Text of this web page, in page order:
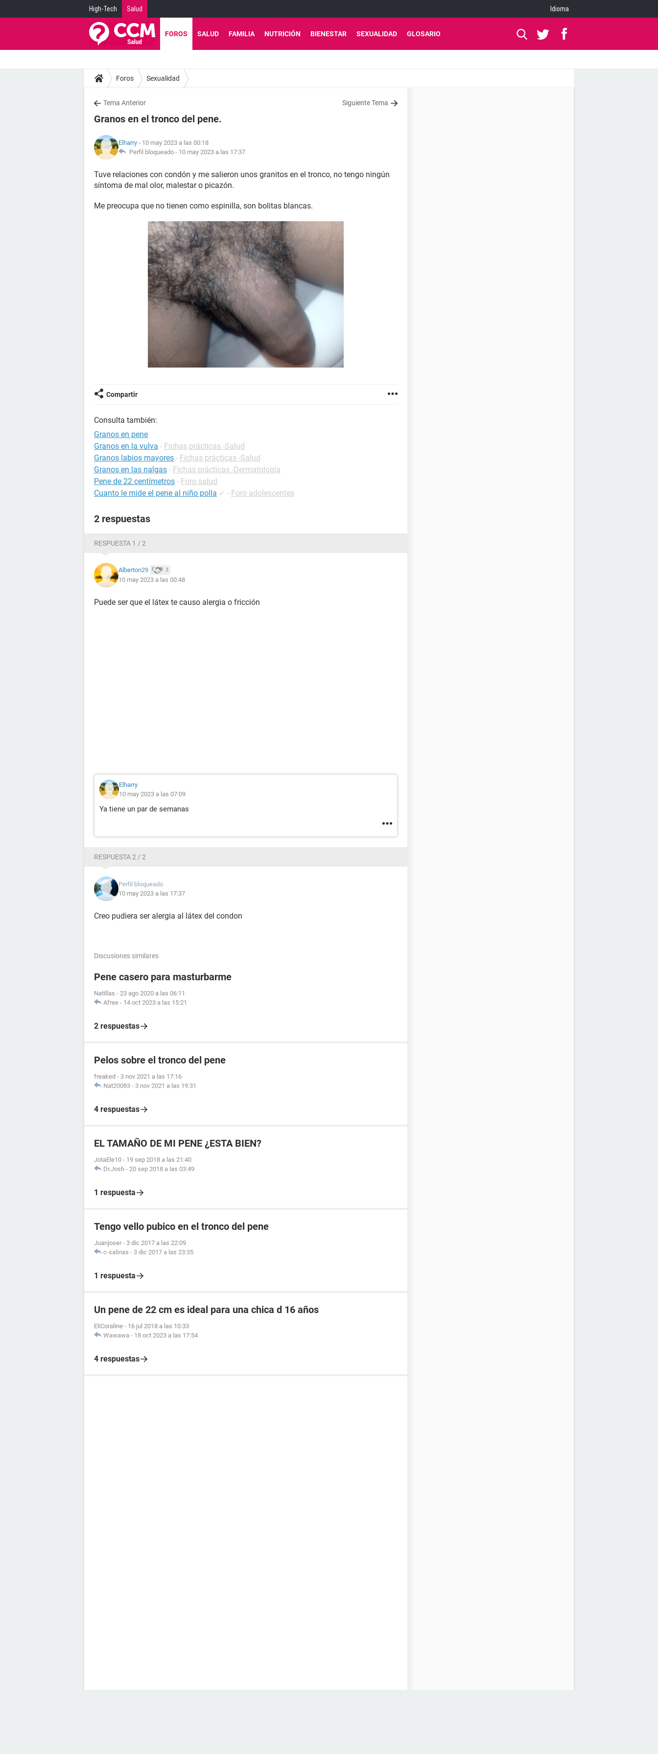
High-Tech Salud Idioma
FOROS SALUD FAMILIA NUTRICIÓN BIENESTAR SEXUALIDAD GLOSARIO
Foros Sexualidad
Tema Anterior Siguiente Tema
Granos en el tronco del pene.
Elharry - 10 may 2023 a las 00:18
Perfil bloqueado - 10 may 2023 a las 17:37
Tuve relaciones con condón y me salieron unos granitos en el tronco, no tengo ningún
síntoma de mal olor, malestar o picazón.
Me preocupa que no tienen como espinilla, son bolitas blancas.
Compartir
Consulta también:
Granos en pene
Granos en la vulva - Fichas prácticas -Salud
Granos labios mayores - Fichas prácticas -Salud
Granos en las nalgas - Fichas prácticas -Dermatología
Pene de 22 centímetros - Foro salud
Cuanto le mide el pene al niño polla ✓ - Foro adolescentes
2 respuestas
RESPUESTA 1 / 2
Alberton29 3
10 may 2023 a las 00:48
Puede ser que el látex te causo alergia o fricción
Elharry
10 may 2023 a las 07:09
Ya tiene un par de semanas
RESPUESTA 2 / 2
Perfil bloqueado
10 may 2023 a las 17:37
Creo pudiera ser alergia al látex del condon
Discusiones similares
Pene casero para masturbarme
Natillas - 23 ago 2020 a las 06:11
Afree - 14 oct 2023 a las 15:21
2 respuestas
Pelos sobre el tronco del pene
freaked - 3 nov 2021 a las 17:16
Nat20083 - 3 nov 2021 a las 19:31
4 respuestas
EL TAMAÑO DE MI PENE ¿ESTA BIEN?
JotaEle10 - 19 sep 2018 a las 21:40
Dr.Josh - 20 sep 2018 a las 03:49
1 respuesta
Tengo vello pubico en el tronco del pene
Juanjoser - 3 dic 2017 a las 22:09
c-salinas - 3 dic 2017 a las 23:35
1 respuesta
Un pene de 22 cm es ideal para una chica d 16 años
EliCoraline - 16 jul 2018 a las 10:33
Wawawa - 18 oct 2023 a las 17:54
4 respuestas